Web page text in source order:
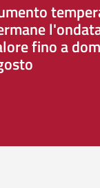
fino a